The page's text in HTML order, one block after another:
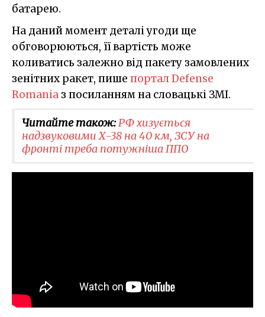
батарею.
На даний момент деталі угоди ще
обговорюються, її вартість може
коливатись залежно від пакету замовлених
зенітних ракет, пише портал Defense
Romania з посиланням на словацькі ЗМІ.
Читайте також:РФ хизується
надзвуковими Х-38 на 40 км, ЗСУ на
фронті треба потужніша ППО